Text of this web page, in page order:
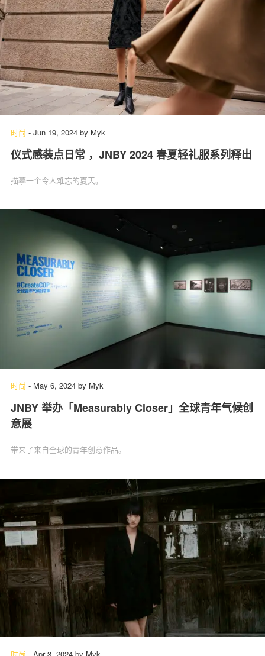
时尚 - Jun 19, 2024 by Myk
仪式感装点日常 ，JNBY 2024 春夏轻礼服系列释出
描摹一个令人难忘的夏天。
时尚 - May 6, 2024 by Myk
JNBY 举办「Measurably Closer」全球青年气候创
意展
带来了来⾃全球的青年创意作品。